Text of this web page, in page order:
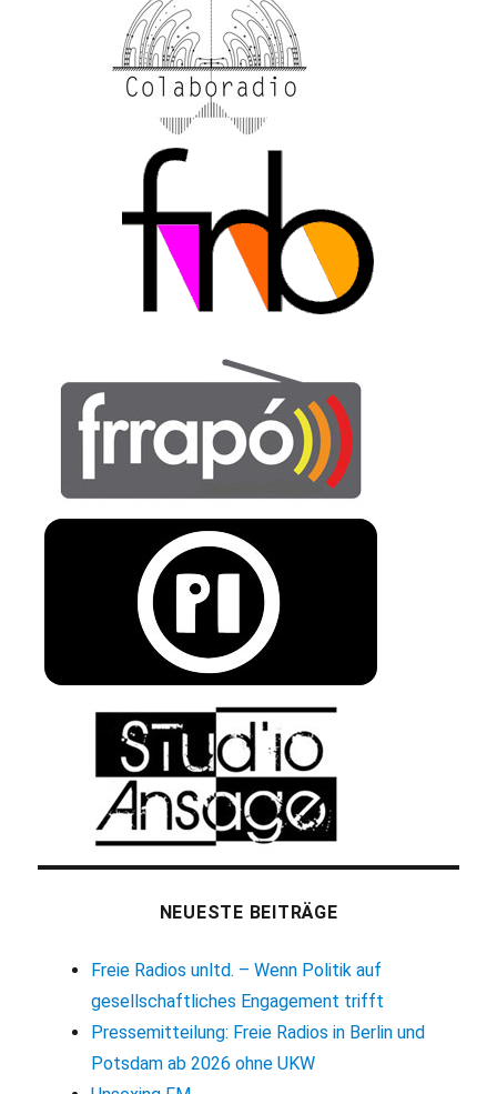
NEUESTE BEITRÄGE
Freie Radios unltd. – Wenn Politik auf
gesellschaftliches Engagement trifft
Pressemitteilung: Freie Radios in Berlin und
Potsdam ab 2026 ohne UKW